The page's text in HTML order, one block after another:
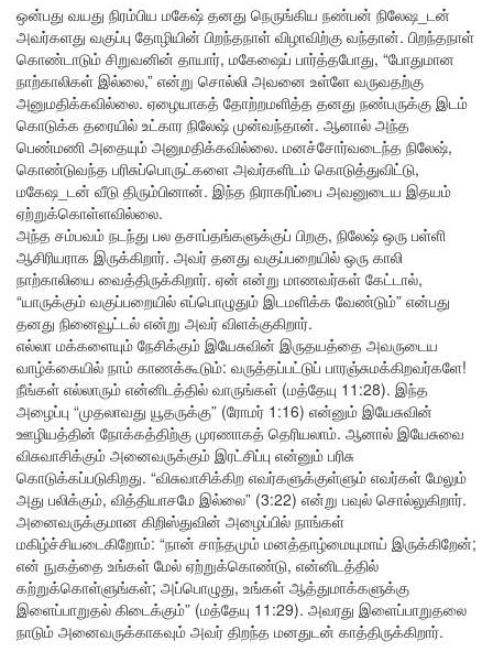
ஒன்பது வயது நிரம்பிய மகேஷ் தனது நெருங்கிய நண்பன் நிலேஷ_டன்
அவர்களது வகுப்பு தோழியின் பிறந்தநாள் விழாவிற்கு வந்தான். பிறந்தநாள்
கொண்டாடும் சிறுவனின் தாயார், மகேஷைப் பார்த்தபோது, “போதுமான
நாற்காலிகள் இல்லை,” என்று சொல்லி அவனை உள்ளே வருவதற்கு
அனுமதிக்கவில்லை. ஏழையாகத் தோற்றமளித்த தனது நண்பருக்கு இடம்
கொடுக்க தரையில் உட்கார நிலேஷ் முன்வந்தான். ஆனால் அந்த
பெண்மணி அதையும் அனுமதிக்கவில்லை. மனச்சோர்வடைந்த நிலேஷ்,
கொண்டுவந்த பரிசுப்பொருட்களை அவர்களிடம் கொடுத்துவிட்டு,
மகேஷ_டன் வீடு திரும்பினான். இந்த நிராகரிப்பை அவனுடைய இதயம்
ஏற்றுக்கொள்ளவில்லை.
அந்த சம்பவம் நடந்து பல தசாப்தங்களுக்குப் பிறகு, நிலேஷ் ஒரு பள்ளி
ஆசிரியராக இருக்கிறார். அவர் தனது வகுப்பறையில் ஒரு காலி
நாற்காலியை வைத்திருக்கிறார். ஏன் என்று மாணவர்கள் கேட்டால்,
“யாருக்கும் வகுப்பறையில் எப்பொழுதும் இடமளிக்க வேண்டும்” என்பது
தனது நினைவூட்டல் என்று அவர் விளக்குகிறார்.
எல்லா மக்களையும் நேசிக்கும் இயேசுவின் இருதயத்தை அவருடைய
வாழ்க்கையில் நாம் காணக்கூடும்: வருத்தப்பட்டுப் பாரஞ்சுமக்கிறவர்களே!
நீங்கள் எல்லாரும் என்னிடத்தில் வாருங்கள் (மத்தேயு 11:28). இந்த
அழைப்பு “முதலாவது யூதருக்கு” (ரோமர் 1:16) என்னும் இயேசுவின்
ஊழியத்தின் நோக்கத்திற்கு முரணாகத் தெரியலாம். ஆனால் இயேசுவை
விசுவாசிக்கும் அனைவருக்கும் இரட்சிப்பு என்னும் பரிசு
கொடுக்கப்படுகிறது. “விசுவாசிக்கிற எவர்களுக்குள்ளும் எவர்கள் மேலும்
அது பலிக்கும், வித்தியாசமே இல்லை” (3:22) என்று பவுல் சொல்லுகிறார்.
அனைவருக்குமான கிறிஸ்துவின் அழைப்பில் நாங்கள்
மகிழ்ச்சியடைகிறோம்: “நான் சாந்தமும் மனத்தாழ்மையுமாய் இருக்கிறேன்;
என் நுகத்தை உங்கள் மேல் ஏற்றுக்கொண்டு, என்னிடத்தில்
கற்றுக்கொள்ளுங்கள்; அப்பொழுது, உங்கள் ஆத்துமாக்களுக்கு
இளைப்பாறுதல் கிடைக்கும்” (மத்தேயு 11:29). அவரது இளைப்பாறுதலை
நாடும் அனைவருக்காகவும் அவர் திறந்த மனதுடன் காத்திருக்கிறார்.